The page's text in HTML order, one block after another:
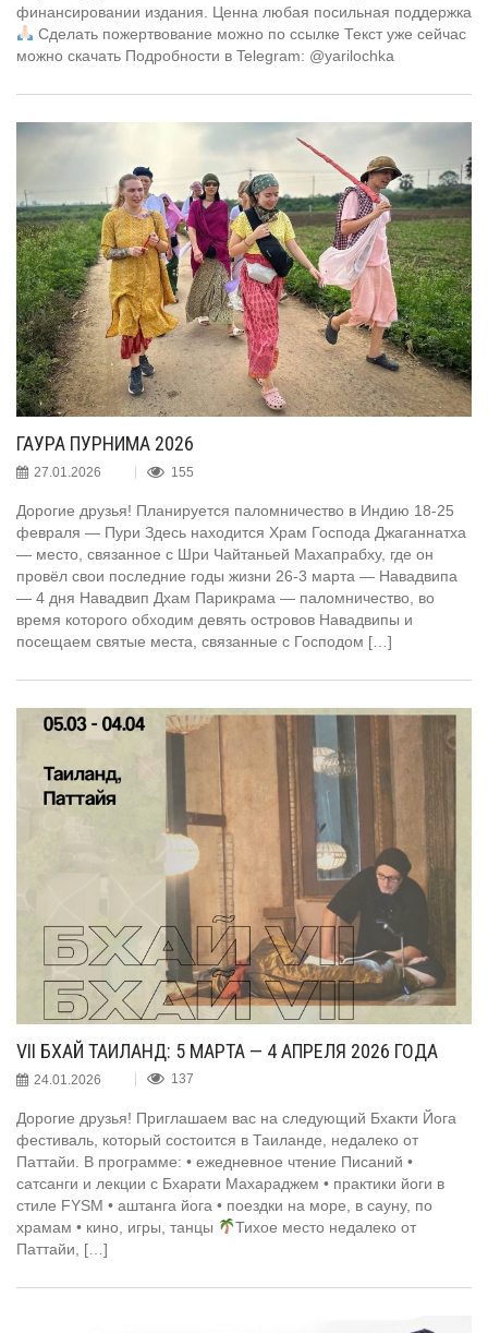
финансировании издания. Ценна любая посильная поддержка
Сделать пожертвование можно по ссылке Текст уже сейчас
можно скачать Подробности в Telegram: @yarilochka
ГАУРА ПУРНИМА 2026
27.01.2026 155
Дорогие друзья! Планируется паломничество в Индию 18-25
февраля — Пури Здесь находится Храм Господа Джаганнатха
— место, связанное с Шри Чайтаньей Махапрабху, где он
провёл свои последние годы жизни 26-3 марта — Навадвипа
— 4 дня Навадвип Дхам Парикрама — паломничество, во
время которого обходим девять островов Навадвипы и
посещаем святые места, связанные с Господом […]
VII БХАЙ ТАИЛАНД: 5 МАРТА — 4 АПРЕЛЯ 2026 ГОДА
24.01.2026 137
Дорогие друзья! Приглашаем вас на следующий Бхакти Йога
фестиваль, который состоится в Таиланде, недалеко от
Паттайи. В программе: • ежедневное чтение Писаний •
сатсанги и лекции с Бхарати Махараджем • практики йоги в
стиле FYSM • аштанга йога • поездки на море, в сауну, по
храмам • кино, игры, танцы
Тихое место недалеко от
Паттайи, […]